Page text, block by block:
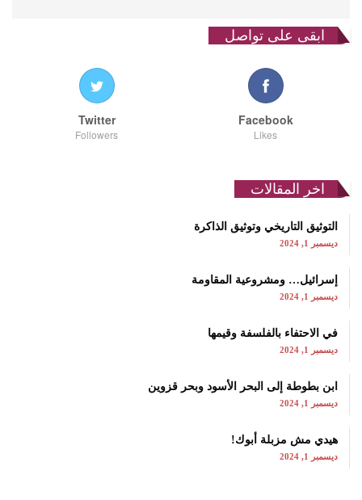
ابقى على تواصل
Facebook
Likes
Twitter
Followers
اخر المقالات
التوثيق التاريخي وتوثيق الذاكرة
ديسمبر 1, 2024
إسرائيل… ومشروعية المقاومة
ديسمبر 1, 2024
في الاحتفاء بالفلسفة وقيمها
ديسمبر 1, 2024
ابن بطوطة إلى البحر الأسود وبحر قزوين
ديسمبر 1, 2024
هيدي مش مزبلة أبوك!
ديسمبر 1, 2024